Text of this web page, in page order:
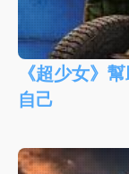
《超少女》
自己